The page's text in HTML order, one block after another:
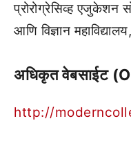
प्रोरोग्रेसिव्ह एजुकेशन
आणि विज्ञान
अधिकृत वेबसाईट
http://